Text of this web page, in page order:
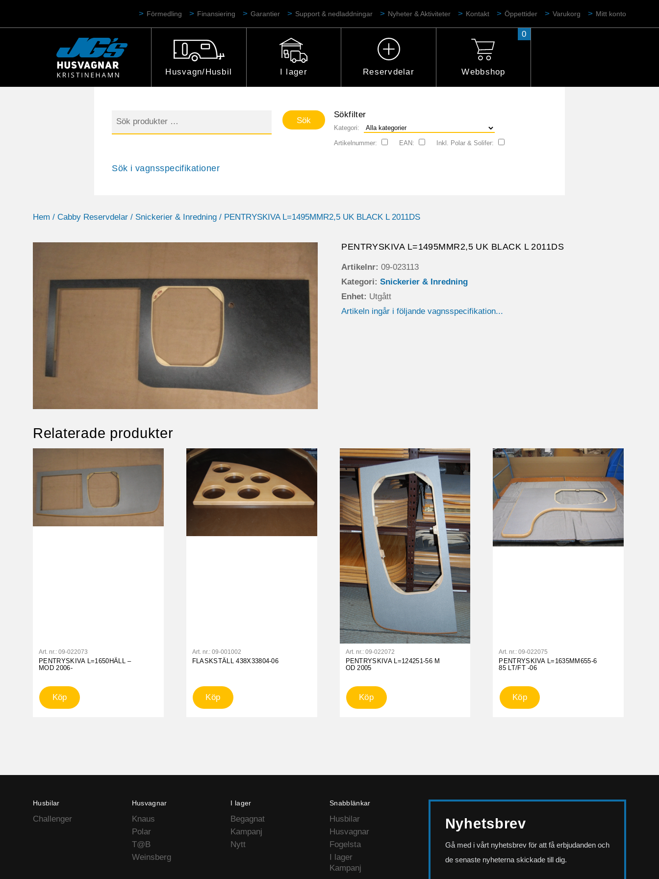
Förmedling Finansiering Garantier Support & nedladdningar Nyheter & Aktiviteter Kontakt Öppettider Varukorg Mitt konto
Husvagn/Husbil I lager Reservdelar Webbshop
0
efter:
Sökfilter
Kategori:
Artikelnummer: EAN: Inkl. Polar & Solifer:
Sök i vagnsspecifikationer
Hem / Cabby Reservdelar / Snickerier & Inredning / PENTRYSKIVA L=1495MMR2,5 UK BLACK L 2011DS
PENTRYSKIVA L=1495MMR2,5 UK BLACK L 2011DS
Artikelnr:09-023113
Kategori:Snickerier & Inredning
Enhet: Utgått
Artikeln ingår i följande vagnsspecifikation...
Relaterade produkter
Art. nr.: 09-022073
PENTRYSKIVA L=1650HÄLL –
MOD 2006-
Köp
Art. nr.: 09-001002
FLASKSTÄLL 438X33804-06
Köp
Art. nr.: 09-022072
PENTRYSKIVA L=124251-56 M
OD 2005
Köp
Art. nr.:09-022075
PENTRYSKIVA L=1635MM655-6
85 LT/FT -06
Köp
Husbilar
Challenger
Husvagnar
Knaus
Polar
T@B
Weinsberg
I lager
Begagnat
Kampanj
Nytt
Snabblänkar
Husbilar
Husvagnar
Fogelsta
I lager
Kampanj
Nyhetsbrev
Gå med i vårt nyhetsbrev för att få erbjudanden och
de senaste nyheterna skickade till dig.